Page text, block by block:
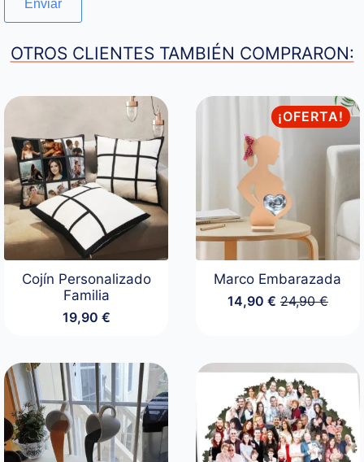
OTROS CLIENTES TAMBIÉN COMPRARON:
Cojín Personalizado
Familia
19,90 €
¡OFERTA!
Marco Embarazada
24,90€
El
24,90 €.
14,90 € El
14,90 €.